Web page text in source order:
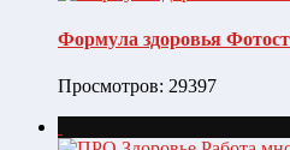
Формула здоровья
Просмотров: 29397